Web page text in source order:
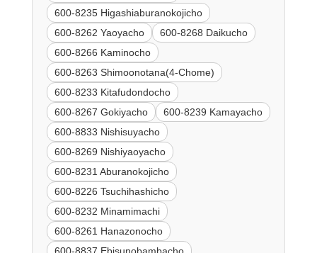
600-8235 Higashiaburanokojicho
600-8262 Yaoyacho
600-8268 Daikucho
600-8266 Kaminocho
600-8263 Shimoonotana(4-Chome)
600-8233 Kitafudondocho
600-8267 Gokiyacho
600-8239 Kamayacho
600-8833 Nishisuyacho
600-8269 Nishiyaoyacho
600-8231 Aburanokojicho
600-8226 Tsuchihashicho
600-8232 Minamimachi
600-8261 Hanazonocho